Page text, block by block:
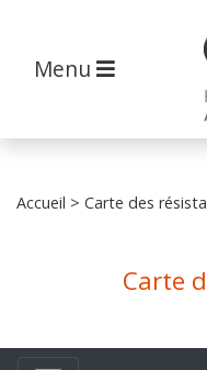
Menu
Accueil > Carte des
Carte